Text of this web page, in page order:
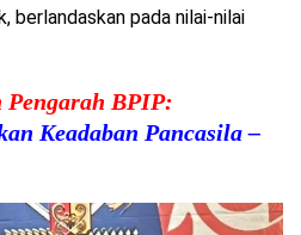
berlandaskan pada nilai-nilai
Pengarah BPIP:
Keadaban Pancasila –